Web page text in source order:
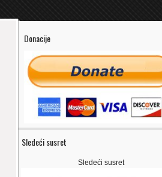
Donacije
Sledeći susret
Sledeći susret